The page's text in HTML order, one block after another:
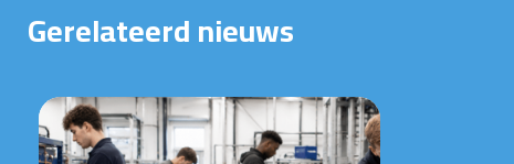
Gerelateerd nieuws